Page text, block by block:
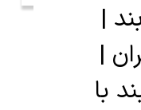
|
|
با